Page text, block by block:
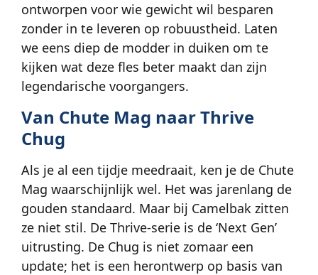
ontworpen voor wie gewicht wil besparen
zonder in te leveren op robuustheid. Laten
we eens diep de modder in duiken om te
kijken wat deze fles beter maakt dan zijn
legendarische voorgangers.
Van Chute Mag naar Thrive
Chug
Als je al een tijdje meedraait, ken je de Chute
Mag waarschijnlijk wel. Het was jarenlang de
gouden standaard. Maar bij Camelbak zitten
ze niet stil. De Thrive-serie is de ‘Next Gen’
uitrusting. De Chug is niet zomaar een
update; het is een herontwerp op basis van